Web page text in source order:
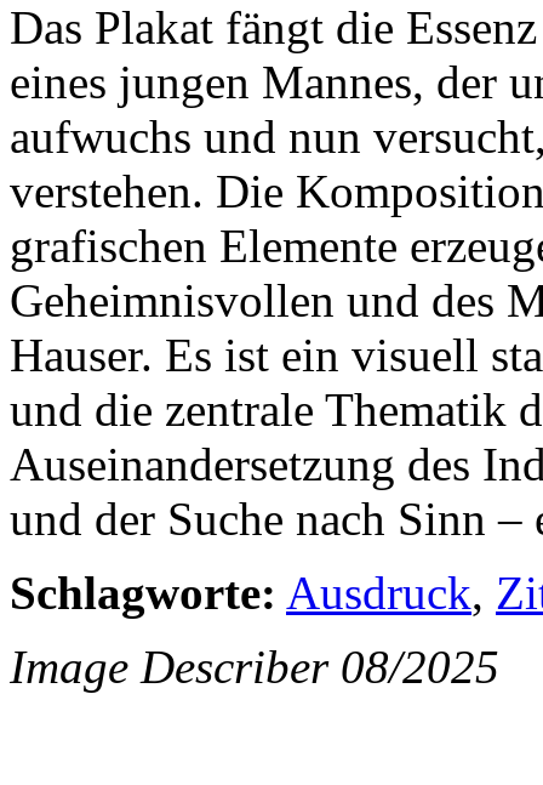
Das Plakat fängt die
eines jungen Mannes, der
aufwuchs und nun
verstehen. Die
grafischen Elemente
Geheimnisvollen und des
Hauser. Es ist ein visuell
und die zentrale Thematik
Auseinandersetzung des
und der Suche nach Sinn
Schlagworte: Ausdruck,
Image Describer 08/2025